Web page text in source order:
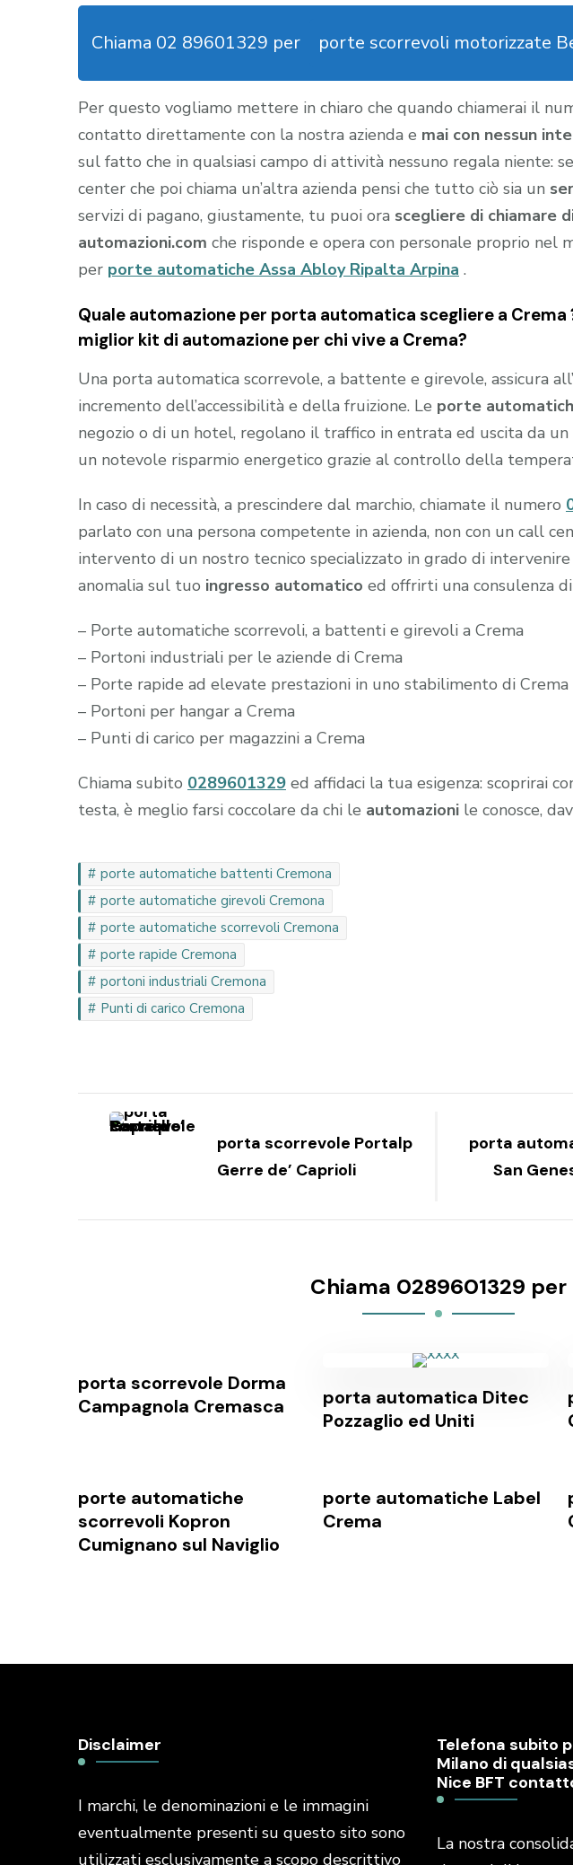
Chiama 02 89601329 per porte scorrevoli motorizzate
Per questo vogliamo mettere in chiaro che quando chiamerai il
contatto direttamente con la nostra azienda e mai con nessun
sul fatto che in qualsiasi campo di attività nessuno regala niente:
center che poi chiama un’altra azienda pensi che tutto ciò sia un
servizi di pagano, giustamente, tu puoi ora scegliere di chiamare
automazioni.com che risponde e opera con personale proprio nel
per porte automatiche Assa Abloy Ripalta Arpina .
Quale automazione per porta automatica scegliere a Crema
miglior kit di automazione per chi vive a Crema?
Una porta automatica scorrevole, a battente e girevole, assicura
incremento dell’accessibilità e della fruizione. Le porte
negozio o di un hotel, regolano il traffico in entrata ed uscita da
un notevole risparmio energetico grazie al controllo della
In caso di necessità, a prescindere dal marchio, chiamate il numero
parlato con una persona competente in azienda, non con un call
intervento di un nostro tecnico specializzato in grado di
anomalia sul tuo ingresso automatico ed offrirti una consulenza
– Porte automatiche scorrevoli, a battenti e girevoli a Crema
– Portoni industriali per le aziende di Crema
– Porte rapide ad elevate prestazioni in uno stabilimento di Crema
– Portoni per hangar a Crema
– Punti di carico per magazzini a Crema
Chiama subito 0289601329 ed affidaci la tua esigenza: scoprirai
testa, è meglio farsi coccolare da chi le automazioni le conosce,
porte automatiche battenti Cremona
porte automatiche girevoli Cremona
porte automatiche scorrevoli Cremona
porte rapide Cremona
portoni industriali Cremona
Punti di carico Cremona
Navigazione
porta scorrevole Portalp
Gerre de’ Caprioli
porta
San
Chiama 0289601329 per
porta scorrevole Dorma
Campagnola Cremasca
porta automatica Ditec
Pozzaglio ed Uniti
porte automatiche
scorrevoli Kopron
Cumignano sul Naviglio
porte automatiche Label
Crema
Disclaimer
I marchi, le denominazioni e le immagini
eventualmente presenti su questo sito sono
utilizzati esclusivamente a scopo descrittivo
Telefona subito
Milano di
Nice BFT
La nostra